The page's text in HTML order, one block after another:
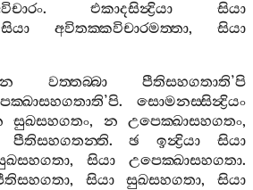
.එකාදසින්‍ද්‍රියා
සියා
සියා අවිතක‍්කවිචාරමත‍්තා, සියා
න වත‍්තබ‍්බා පීතිසහගතාති’පි
’පි. සොමනස‍්සින්‍ද්‍රියං
සුඛසහගතං, න උපෙක‍්ඛාසහගතං,
පීතිසහගතන‍්ති.ඡ ඉන්‍ද්‍රියා
සියා
, සියා උපෙක‍්ඛාසහගතා.
, සියා සුඛසහගතා,සියා